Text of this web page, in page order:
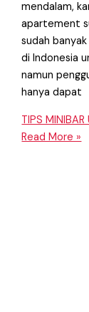
mendalam,
apartement
sudah
di Indonesia
namun
hanya dapat
TIPS MINIBAR
Read More »